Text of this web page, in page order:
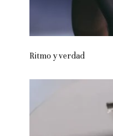
Ritmo y verdad